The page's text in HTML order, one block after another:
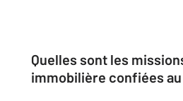
Quelles sont les
immobilière confiées